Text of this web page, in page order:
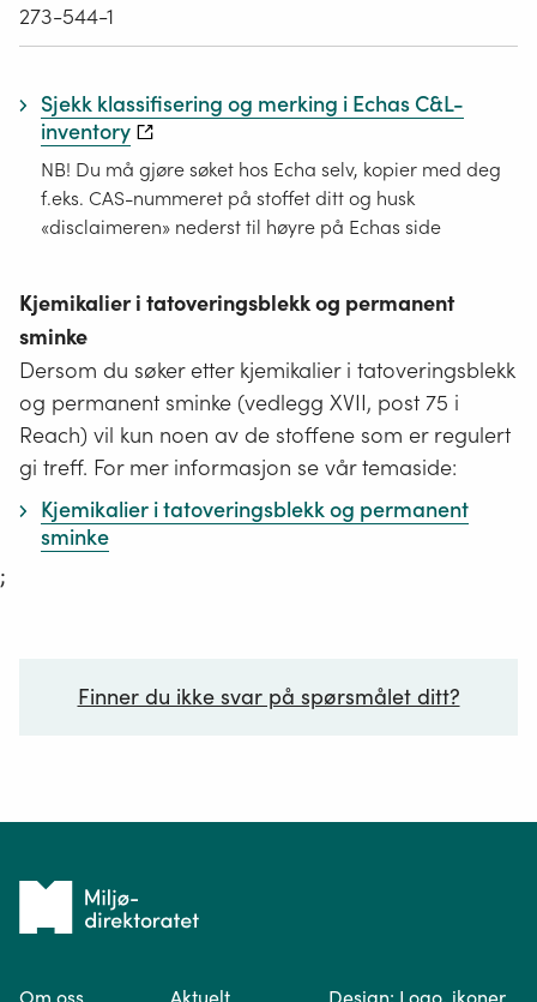
273-544-1
Sjekk klassifisering og merking i Echas C&L-
inventory
NB! Du må gjøre søket hos Echa selv, kopier med deg
f.eks. CAS-nummeret på stoffet ditt og husk
«disclaimeren» nederst til høyre på Echas side
Kjemikalier i tatoveringsblekk og permanent
sminke
Dersom du søker etter kjemikalier i tatoveringsblekk
og permanent sminke (vedlegg XVII, post 75 i
Reach) vil kun noen av de stoffene som er regulert
gi treff. For mer informasjon se vår temaside:
Kjemikalier i tatoveringsblekk og permanent
sminke
;
Finner du ikke svar på spørsmålet ditt?
Tilbake